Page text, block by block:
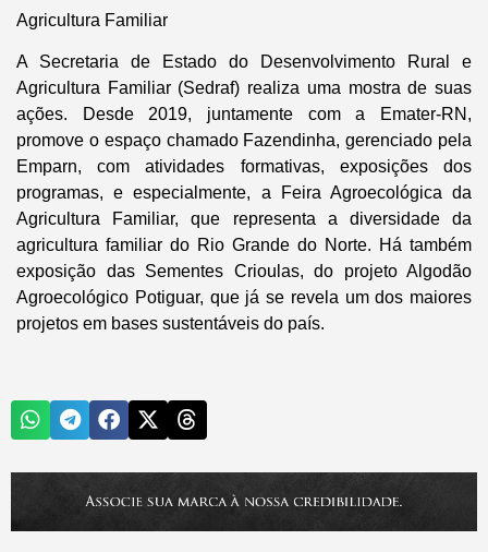
Agricultura Familiar
A Secretaria de Estado do Desenvolvimento Rural e
Agricultura Familiar (Sedraf) realiza uma mostra de suas
ações. Desde 2019, juntamente com a Emater-RN,
promove o espaço chamado Fazendinha, gerenciado pela
Emparn, com atividades formativas, exposições dos
programas, e especialmente, a Feira Agroecológica da
Agricultura Familiar, que representa a diversidade da
agricultura familiar do Rio Grande do Norte. Há também
exposição das Sementes Crioulas, do projeto Algodão
Agroecológico Potiguar, que já se revela um dos maiores
projetos em bases sustentáveis do país.